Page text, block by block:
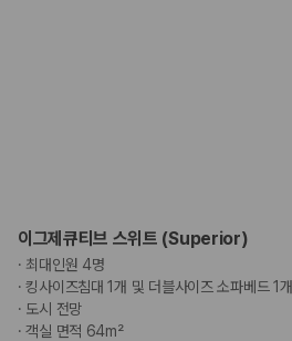
이그제큐티브 스위트 (Superior)
· 최대인원 4명
·킹사이즈침대 1개 및 더블사이즈 소파베드 1개
· 도시 전망
·객실 면적 64m²